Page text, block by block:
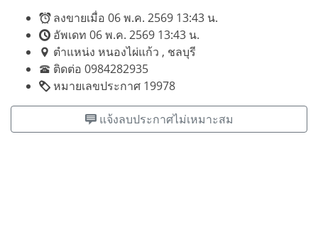
ลงขายเมื่อ 06 พ.ค. 2569 13:43 น.
อัพเดท 06 พ.ค. 2569 13:43 น.
ตำแหน่ง หนองไผ่แก้ว , ชลบุรี
ติดต่อ 0984282935
หมายเลขประกาศ 19978
แจ้งลบประกาศไม่เหมาะสม